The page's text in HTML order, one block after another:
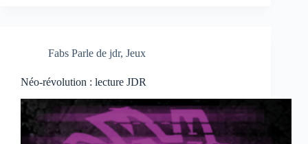
Fabs Parle de jdr, Jeux
Néo-révolution : lecture JDR